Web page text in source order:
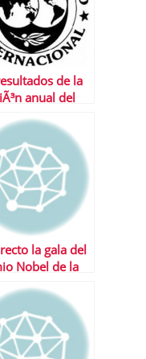
de la
anual del
la gala del
Nobel de la